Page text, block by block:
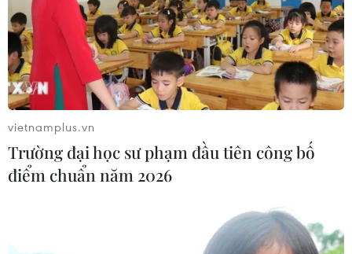
vietnamplus.vn
Trường đại học sư phạm đầu tiên công bố
điểm chuẩn năm 2026